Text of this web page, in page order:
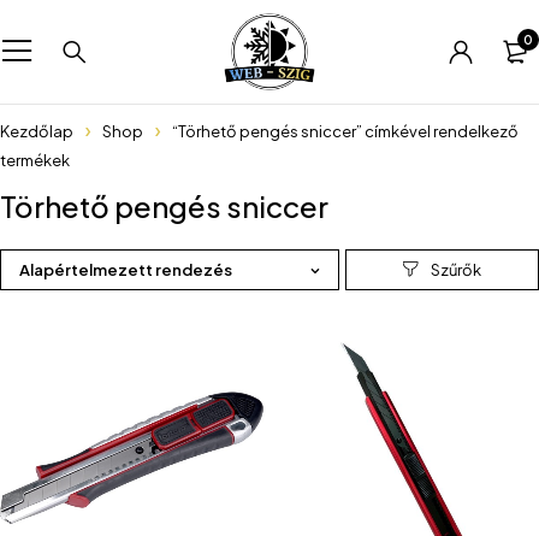
0
Kezdőlap Shop
“Törhető pengés sniccer” címkével rendelkező
termékek
Törhető pengés sniccer
Alapértelmezett rendezés